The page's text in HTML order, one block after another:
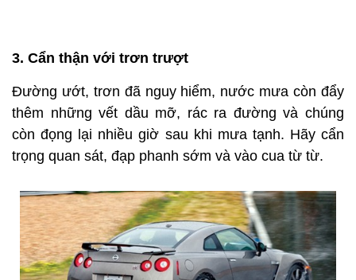
3. Cẩn thận với trơn trượt
Đường ướt, trơn đã nguy hiểm, nước mưa còn đẩy
thêm những vết dầu mỡ, rác ra đường và chúng
còn đọng lại nhiều giờ sau khi mưa tạnh. Hãy cẩn
trọng quan sát, đạp phanh sớm và vào cua từ từ.